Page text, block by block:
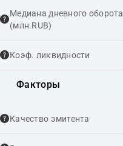
Медиана дневного оборота
(млн.RUB)
Коэф. ликвидности
Факторы
Качество эмитента